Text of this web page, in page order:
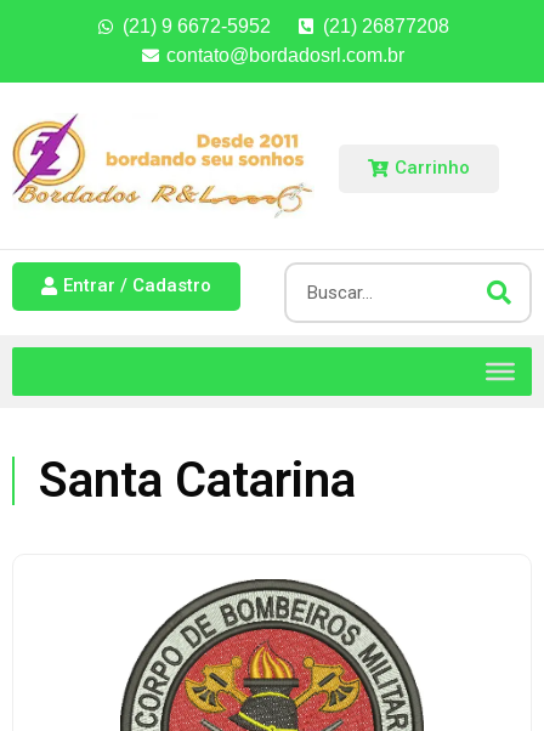
(21) 9 6672-5952
(21) 26877208
contato@bordadosrl.com.br
Carrinho
Entrar / Cadastro
Santa Catarina